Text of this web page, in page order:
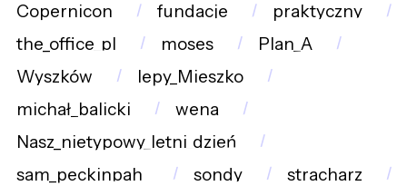
Copernicon
fundacje
praktyczny
the_office_pl
moses
Plan_A
Wyszków
lepy_Mieszko
michał_balicki
wena
Nasz_nietypowy_letni_dzień
sam_peckinpah_
sondy
stracharz